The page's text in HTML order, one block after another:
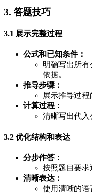
3. 答题技巧
3.1 展示完整过程
公式和已知条件：
明确写出所
依据。
推导步骤：
展示推导过程
计算过程：
清晰写出代入
3.2 优化结构和表达
分步作答：
按照题目要求
清晰表达：
使用清晰的语